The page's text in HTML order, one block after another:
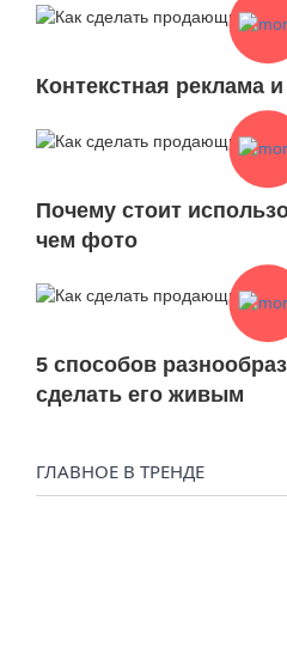
Контекстная реклама
Почему стоит
чем фото
5 способов
сделать его живым
ГЛАВНОЕ В ТРЕНДЕ